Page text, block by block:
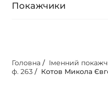
Покажчики
Головна / Іменний
ф. 263 / Котов Микола